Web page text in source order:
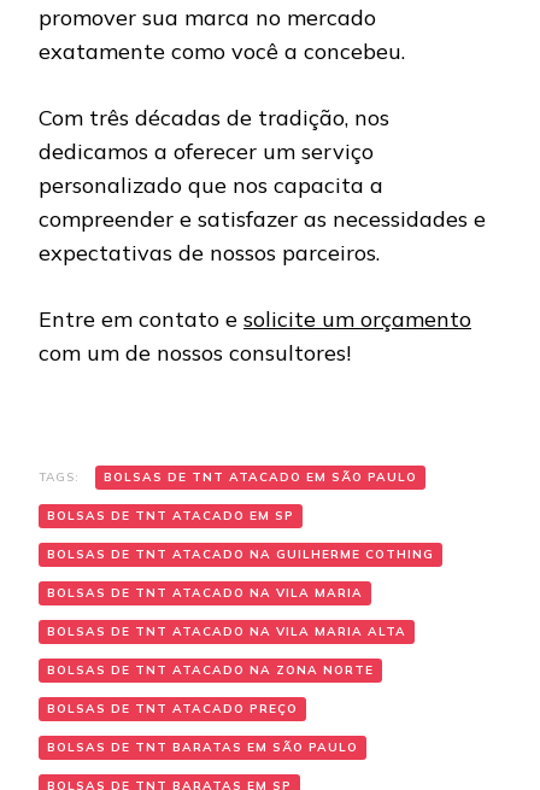
promover sua marca no mercado
exatamente como você a concebeu.
Com três décadas de tradição, nos
dedicamos a oferecer um serviço
personalizado que nos capacita a
compreender e satisfazer as necessidades e
expectativas de nossos parceiros.
Entre em contato e solicite um orçamento
com um de nossos consultores!
TAGS: BOLSAS DE TNT ATACADO EM SÃO PAULO
BOLSAS DE TNT ATACADO EM SP
BOLSAS DE TNT ATACADO NA GUILHERME COTHING
BOLSAS DE TNT ATACADO NA VILA MARIA
BOLSAS DE TNT ATACADO NA VILA MARIA ALTA
BOLSAS DE TNT ATACADO NA ZONA NORTE
BOLSAS DE TNT ATACADO PREÇO
BOLSAS DE TNT BARATAS EM SÃO PAULO
BOLSAS DE TNT BARATAS EM SP